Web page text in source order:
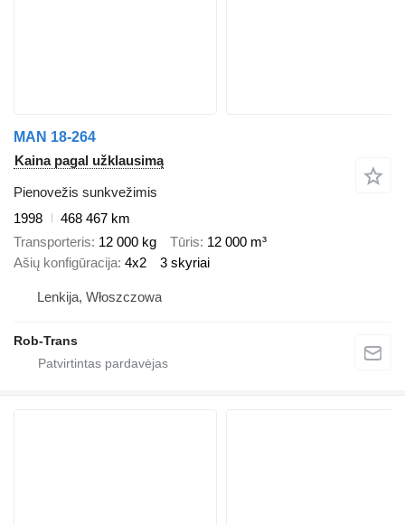
MAN 18-264
Kaina pagal užklausimą
Pienovežis sunkvežimis
1998
468 467 km
Transporteris 12 000 kg Tūris 12 000 m³
Ašių konfigūracija 4x2 3 skyriai
Lenkija, Włoszczowa
Rob-Trans